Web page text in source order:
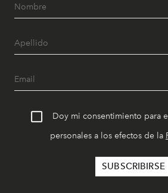
Doy mi consentimiento para
personales a los efectos de la